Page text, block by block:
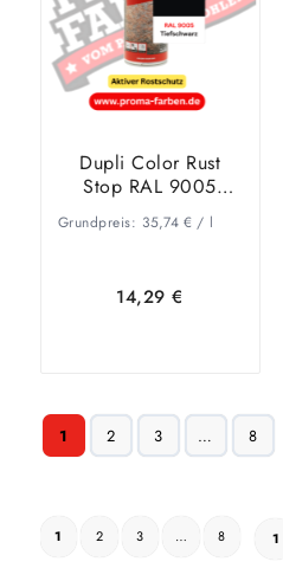
Dupli Color Rust
Stop RAL 9005
Tiefschwarz
Grundpreis: 35,74 €/ l
14,29€
1 2 3 … 8
1
1 2 3 … 8